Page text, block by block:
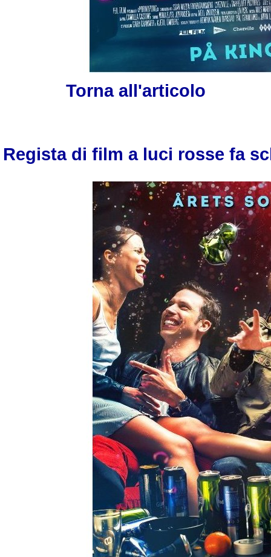
Torna all'articolo
Regista di film a luci rosse fa